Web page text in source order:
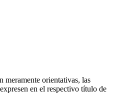
meramente orientativas, las
en el respectivo título de